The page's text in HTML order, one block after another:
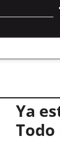
Ya
Todo